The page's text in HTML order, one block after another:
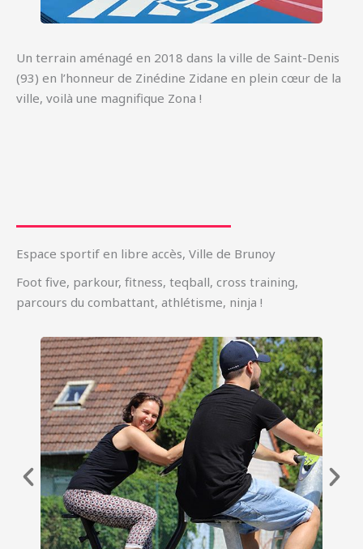
Un terrain aménagé en 2018 dans la ville de Saint-Denis
(93) en l’honneur de Zinédine Zidane en plein cœur de la
ville, voilà une magnifique Zona !
Espace sportif en libre accès, Ville de Brunoy
Foot five, parkour, fitness, teqball, cross training,
parcours du combattant, athlétisme, ninja !